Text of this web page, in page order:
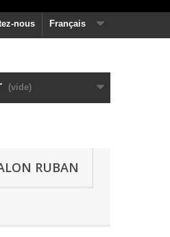
Français
nous
(vide)
RUBAN